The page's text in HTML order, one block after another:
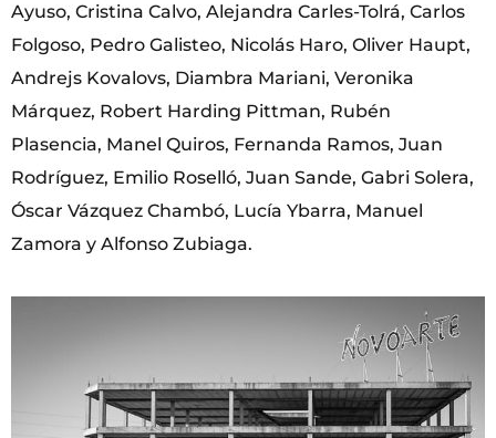
Ayuso, Cristina Calvo, Alejandra Carles-Tolrá, Carlos
Folgoso, Pedro Galisteo, Nicolás Haro, Oliver Haupt,
Andrejs Kovalovs, Diambra Mariani, Veronika
Márquez, Robert Harding Pittman, Rubén
Plasencia, Manel Quiros, Fernanda Ramos, Juan
Rodríguez, Emilio Roselló, Juan Sande, Gabri Solera,
Óscar Vázquez Chambó, Lucía Ybarra, Manuel
Zamora y Alfonso Zubiaga.